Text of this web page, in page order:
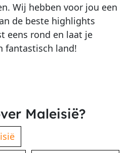
Wij hebben voor jou een
de beste highlights
eens rond en laat je
fantastisch land!
Maleisië?